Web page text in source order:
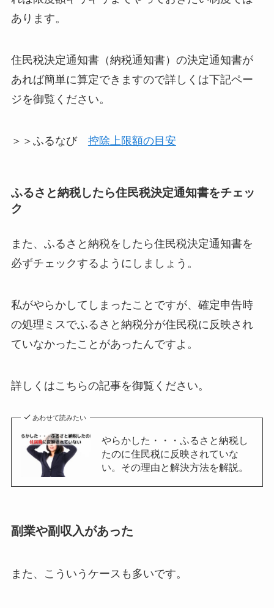
あります。
住民税決定通知書（納税通知書）の決定通知書が
あれば簡単に算定できますので詳しくは下記ペー
ジを御覧ください。
＞＞ふるなび 控除上限額の目安
ふるさと納税したら住民税決定通知書をチェッ
ク
また、ふるさと納税をしたら住民税決定通知書を
必ずチェックするようにしましょう。
私がやらかしてしまったことですが、確定申告時
の処理ミスでふるさと納税分が住民税に反映され
ていなかったことがあったんですよ。
詳しくはこちらの記事を御覧ください。
あわせて読みたい
やらかした・・・ふるさと納税し
たのに住民税に反映されていな
い。その理由と解決方法を解説。
副業や副収入があった
また、こういうケースも多いです。